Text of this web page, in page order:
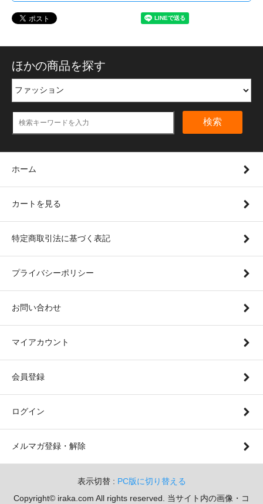
ほかの商品を探す
検索
ホーム
カートを見る
特定商取引法に基づく表記
プライバシーポリシー
お問い合わせ
マイアカウント
会員登録
ログイン
メルマガ登録・解除
表示切替 : PC版に切り替える
Copyright© iraka.com All rights reserved. 当サイト内の画像・コ